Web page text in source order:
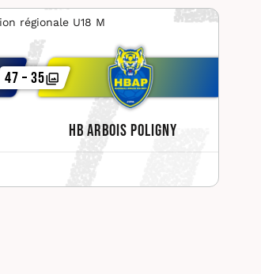
régionale U18 M
HB Arbois Poligny
47 – 35